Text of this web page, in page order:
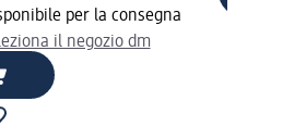
per la consegna
il negozio dm